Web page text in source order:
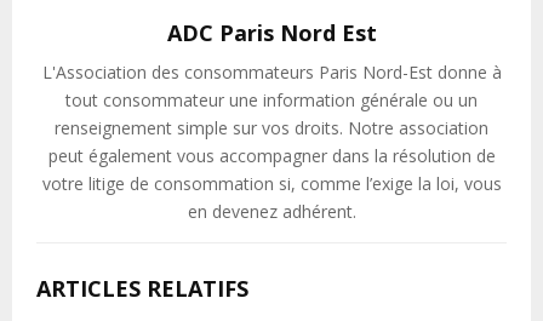
ADC Paris Nord Est
L'Association des consommateurs Paris Nord-Est donne à
tout consommateur une information générale ou un
renseignement simple sur vos droits. Notre association
peut également vous accompagner dans la résolution de
votre litige de consommation si, comme l’exige la loi, vous
en devenez adhérent.
ARTICLES RELATIFS